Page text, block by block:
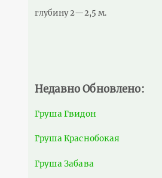
глубину 2—2,5 м.
Недавно Обновлено:
Груша Гвидон
Груша Краснобокая
Груша Забава